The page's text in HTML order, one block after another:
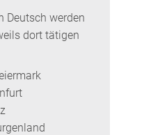
Deutsch werden
dort tätigen